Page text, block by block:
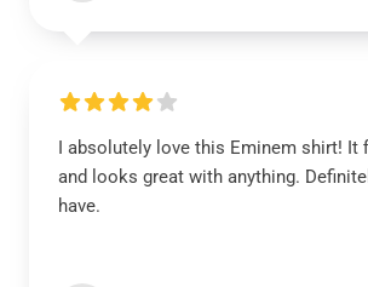
I absolutely love this Eminem shirt! It
and looks great with anything.
have.